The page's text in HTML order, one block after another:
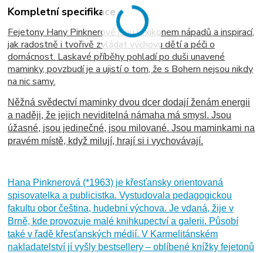
Kompletní specifikace
Fejetony Hany Pinknerové jsou lexikonem nápadů a inspirací,
jak radostně i tvořivě zvládat výchovu dětí a péči o
domácnost. Laskavé příběhy pohladí po duši unavené
maminky, povzbudí je a ujistí o tom, že s Bohem nejsou nikdy
na nic samy.
Něžná svědectví maminky dvou dcer dodají ženám energii
a naději, že jejich neviditelná námaha má smysl. Jsou
úžasné, jsou jedinečné, jsou milované. Jsou maminkami na
pravém místě, když milují, hrají si i vychovávají.
Hana Pinknerová (*1963) je křesťansky orientovaná
spisovatelka a publicistka. Vystudovala pedagogickou
fakultu obor čeština, hudební výchova. Je vdaná, žije v
Brně, kde provozuje malé knihkupectví a galerii. Působí
také v řadě křesťanských médií. V Karmelitánském
nakladatelství jí vyšly bestsellery – oblíbené knížky fejetonů